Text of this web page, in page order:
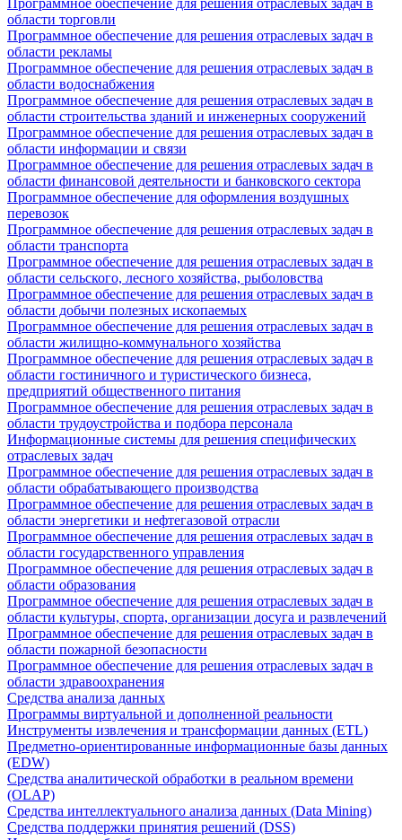
Программное обеспечение для решения отраслевых задач в
области торговли
Программное обеспечение для решения отраслевых задач в
области рекламы
Программное обеспечение для решения отраслевых задач в
области водоснабжения
Программное обеспечение для решения отраслевых задач в
области строительства зданий и инженерных сооружений
Программное обеспечение для решения отраслевых задач в
области информации и связи
Программное обеспечение для решения отраслевых задач в
области финансовой деятельности и банковского сектора
Программное обеспечение для оформления воздушных
перевозок
Программное обеспечение для решения отраслевых задач в
области транспорта
Программное обеспечение для решения отраслевых задач в
области сельского, лесного хозяйства, рыболовства
Программное обеспечение для решения отраслевых задач в
области добычи полезных ископаемых
Программное обеспечение для решения отраслевых задач в
области жилищно-коммунального хозяйства
Программное обеспечение для решения отраслевых задач в
области гостиничного и туристического бизнеса,
предприятий общественного питания
Программное обеспечение для решения отраслевых задач в
области трудоустройства и подбора персонала
Информационные системы для решения специфических
отраслевых задач
Программное обеспечение для решения отраслевых задач в
области обрабатывающего производства
Программное обеспечение для решения отраслевых задач в
области энергетики и нефтегазовой отрасли
Программное обеспечение для решения отраслевых задач в
области государственного управления
Программное обеспечение для решения отраслевых задач в
области образования
Программное обеспечение для решения отраслевых задач в
области культуры, спорта, организации досуга и развлечений
Программное обеспечение для решения отраслевых задач в
области пожарной безопасности
Программное обеспечение для решения отраслевых задач в
области здравоохранения
Средства анализа данных
Программы виртуальной и дополненной реальности
Инструменты извлечения и трансформации данных (ETL)
Предметно-ориентированные информационные базы данных
(EDW)
Средства аналитической обработки в реальном времени
(OLAP)
Средства интеллектуального анализа данных (Data Mining)
Средства поддержки принятия решений (DSS)